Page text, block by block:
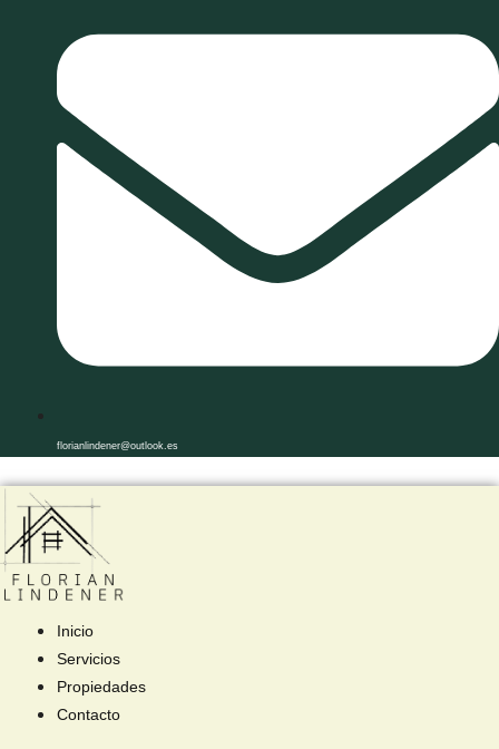
florianlindener@outlook.es
Inicio
Servicios
Propiedades
Contacto